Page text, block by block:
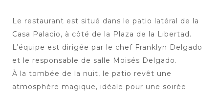
Le restaurant est situé dans le patio latéral de la
Casa Palacio, à côté de la Plaza de la Libertad.
L’équipe est dirigée par le chef Franklyn Delgado
et le responsable de salle Moisés Delgado.
À la tombée de la nuit, le patio revêt une
atmosphère magique, idéale pour une soirée